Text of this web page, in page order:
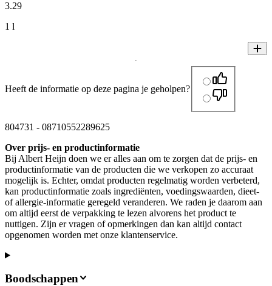
3.29
1 l
Heeft de informatie op deze pagina je geholpen?
804731 - 08710552289625
Over prijs- en productinformatie
Bij Albert Heijn doen we er alles aan om te zorgen dat de prijs- en
productinformatie van de producten die we verkopen zo accuraat
mogelijk is. Echter, omdat producten regelmatig worden verbeterd,
kan productinformatie zoals ingrediënten, voedingswaarden, dieet-
of allergie-informatie geregeld veranderen. We raden je daarom aan
om altijd eerst de verpakking te lezen alvorens het product te
nuttigen. Zijn er vragen of opmerkingen dan kan altijd contact
opgenomen worden met onze klantenservice.
Boodschappen